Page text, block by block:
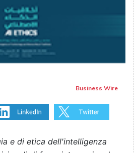
Business Wire
e di etica dell'intelligenza